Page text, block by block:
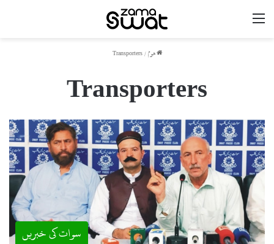
ھوم /
Transporters
Transporters
سوات کی خبریں